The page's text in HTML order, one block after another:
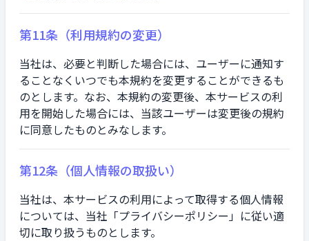
第11条（利用規約の変更）
当社は、必要と判断した場合には、ユーザーに通知す
ることなくいつでも本規約を変更することができるも
のとします。なお、本規約の変更後、本サービスの利
用を開始した場合には、当該ユーザーは変更後の規約
に同意したものとみなします。
第12条（個人情報の取扱い）
当社は、本サービスの利用によって取得する個人情報
については、当社「プライバシーポリシー」に従い適
切に取り扱うものとします。